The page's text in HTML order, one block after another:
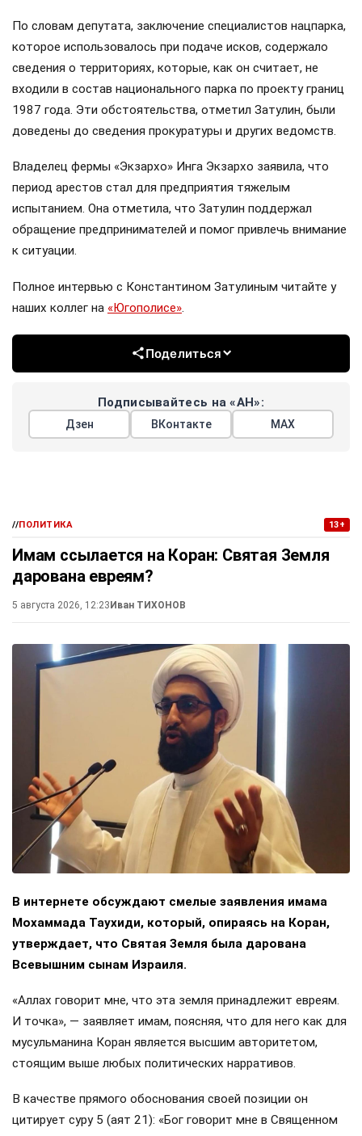
По словам депутата, заключение специалистов нацпарка,
которое использовалось при подаче исков, содержало
сведения о территориях, которые, как он считает, не
входили в состав национального парка по проекту границ
1987 года. Эти обстоятельства, отметил Затулин, были
доведены до сведения прокуратуры и других ведомств.
Владелец фермы «Экзархо» Инга Экзархо заявила, что
период арестов стал для предприятия тяжелым
испытанием. Она отметила, что Затулин поддержал
обращение предпринимателей и помог привлечь внимание
к ситуации.
Полное интервью с Константином Затулиным читайте у
наших коллег на «Югополисе».
Поделиться
Подписывайтесь на «АН»:
Дзен ВКонтакте МАХ
//ПОЛИТИКА 13+
Имам ссылается на Коран: Святая Земля
дарована евреям?
5 августа 2026, 12:23Иван ТИХОНОВ
В интернете обсуждают смелые заявления имама
Мохаммада Таухиди, который, опираясь на Коран,
утверждает, что Святая Земля была дарована
Всевышним сынам Израиля.
«Аллах говорит мне, что эта земля принадлежит евреям.
И точка», — заявляет имам, поясняя, что для него как для
мусульманина Коран является высшим авторитетом,
стоящим выше любых политических нарративов.
В качестве прямого обоснования своей позиции он
цитирует суру 5 (аят 21): «Бог говорит мне в Священном